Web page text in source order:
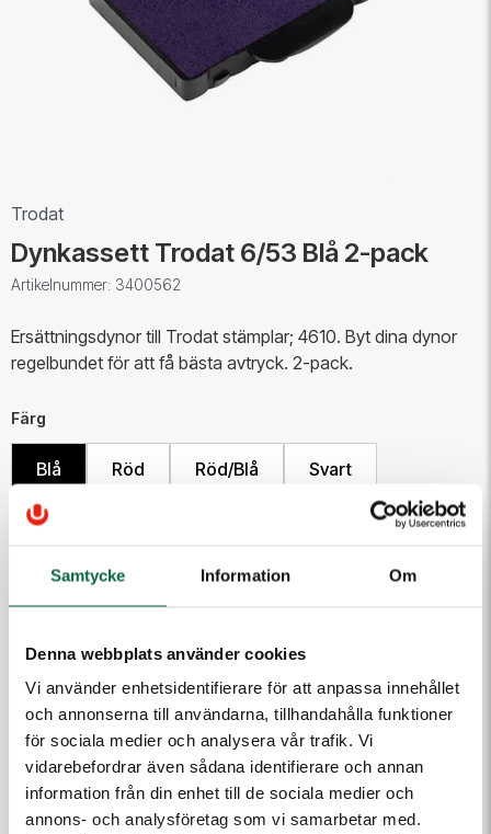
Samtycke Information Om
Denna webbplats använder cookies
Vi använder enhetsidentifierare för att anpassa innehållet
och annonserna till användarna, tillhandahålla funktioner
för sociala medier och analysera vår trafik. Vi
vidarebefordrar även sådana identifierare och annan
information från din enhet till de sociala medier och
annons- och analysföretag som vi samarbetar med.
Trodat
Dynkassett Trodat 6/53 Blå 2-pack
Artikelnummer: 3400562
Ersättningsdynor till Trodat stämplar; 4610. Byt dina dynor
regelbundet för att få bästa avtryck. 2-pack.
Färg
Blå Röd Röd/Blå Svart
PRODUKTEGENSKAPER
Färg
Blå